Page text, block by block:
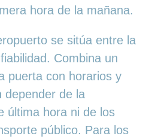
hora de la mañana.
se sitúa entre la
Combina un
puerta con horarios y
depender de la
última hora ni de los
público. Para los